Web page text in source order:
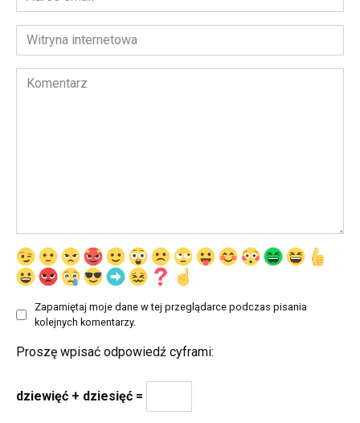
email
*Witryna
internetowa
Komentarz
Zapamiętaj moje dane w tej przeglądarce podczas pisania
kolejnych komentarzy.
Proszę wpisać odpowiedź cyframi:
dziewięć + dziesięć =